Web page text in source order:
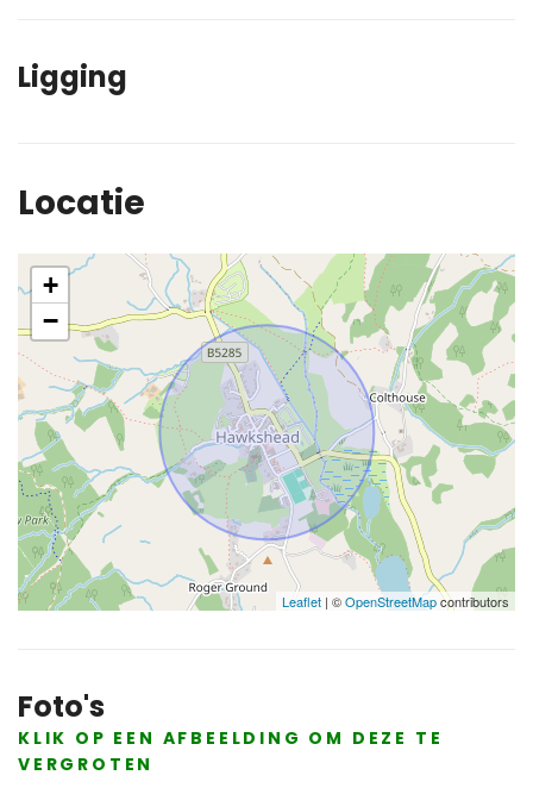
Ligging
Locatie
+
−
Leaflet | ©OpenStreetMapcontributors
Foto's
KLIK OP EEN AFBEELDING OM DEZE TE
VERGROTEN